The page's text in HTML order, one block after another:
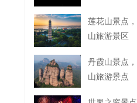
莲花山景点
山旅游景区
丹霞山景点
山旅游景点